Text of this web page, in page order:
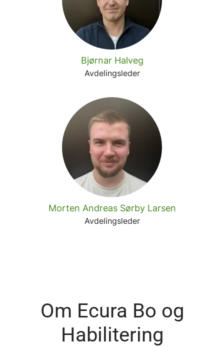
Bjørnar Halveg
Avdelingsleder
Morten Andreas Sørby Larsen
Avdelingsleder
Om Ecura Bo og
Habilitering